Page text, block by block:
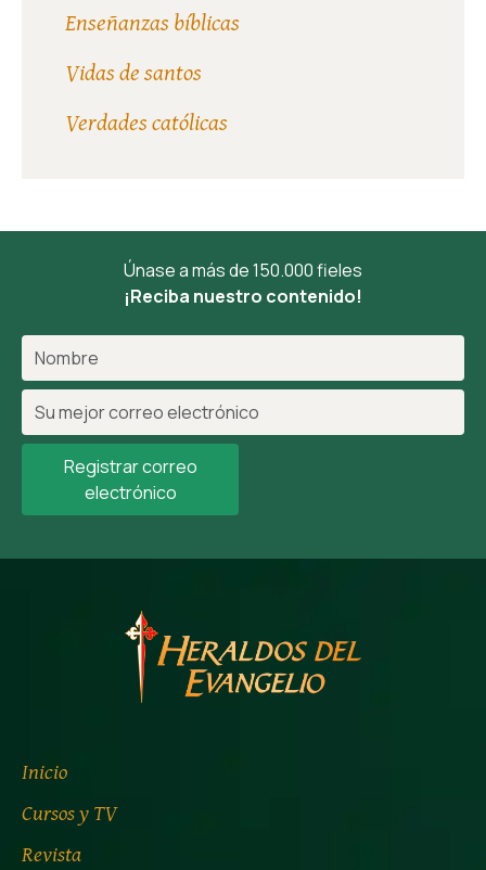
Enseñanzas bíblicas
Vidas de santos
Verdades católicas
Únase a más de 150.000 fieles
¡Reciba nuestro contenido!
Registrar correo
electrónico
Inicio
Cursos y TV
Revista